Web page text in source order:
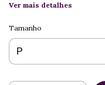
Ver mais detalhes
Tamanho